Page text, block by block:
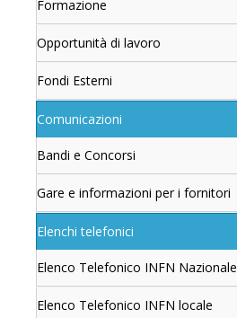
Formazione
Opportunità di lavoro
Fondi Esterni
Comunicazioni
Bandi e Concorsi
Gare e informazioni per i fornitori
Elenchi telefonici
Elenco Telefonico INFN Nazionale
Elenco Telefonico INFN locale